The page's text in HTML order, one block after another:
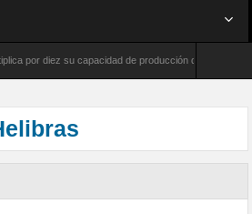
diez su capacidad de producción de radares en Brasil